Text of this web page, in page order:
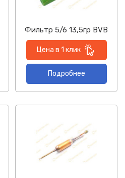
Фильтр 5/6 13,5гр BVB
Цена в 1 клик
Подробнее